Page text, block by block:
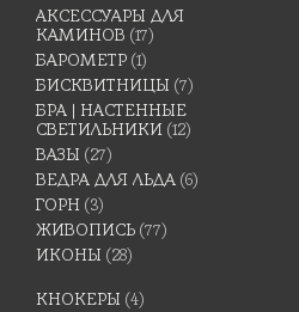
АКСЕССУАРЫ ДЛЯ
КАМИНОВ (17)
БАРОМЕТР (1)
БИСКВИТНИЦЫ (7)
БРА | НАСТЕННЫЕ
СВЕТИЛЬНИКИ (12)
ВАЗЫ (27)
ВЕДРА ДЛЯ ЛЬДА (6)
ГОРН (3)
ЖИВОПИСЬ (77)
ИКОНЫ (28)
КНОКЕРЫ (4)